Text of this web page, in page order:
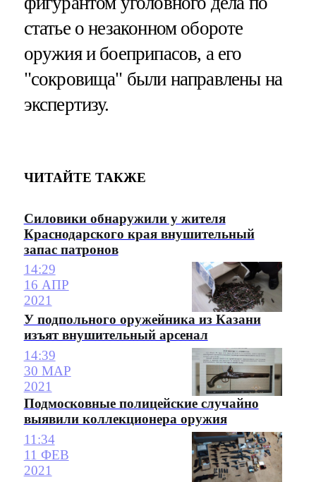
статье о незаконном обороте
оружия и боеприпасов, а его
"сокровища" были направлены на
экспертизу.
ЧИТАЙТЕ ТАКЖЕ
Силовики обнаружили у жителя
Краснодарского края внушительный
запас патронов
14:29
16 АПР
2021
У подпольного оружейника из Казани
изъят внушительный арсенал
14:39
30 МАР
2021
Подмосковные полицейские случайно
выявили коллекционера оружия
11:34
11 ФЕВ
2021